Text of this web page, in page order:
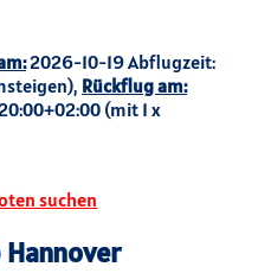
2026-10-19 Abflugzeit:
Rückflug am:
(mit 1 x
suchen